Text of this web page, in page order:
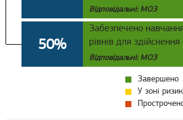
Відповідальні: МОЗ
50%
Забезпечено
рівнів для
Відповідальні: МОЗ
Завершено
У зоні